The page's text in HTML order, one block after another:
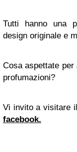
Tutti hanno una
design originale e
Cosa aspettate
profumazioni?
Vi invito a visitare
facebook.